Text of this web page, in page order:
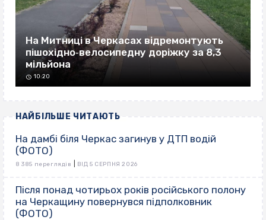
На Митниці в Черкасах відремонтують
пішохідно‐велосипедну доріжку за 8,3
мільйона
10:20
НАЙБІЛЬШЕ ЧИТАЮТЬ
На дамбі біля Черкас загинув у ДТП водій
(ФОТО)
8 385 переглядів ВІД 5 СЕРПНЯ 2026
Після понад чотирьох років російського полону
на Черкащину повернувся підполковник
(ФОТО)